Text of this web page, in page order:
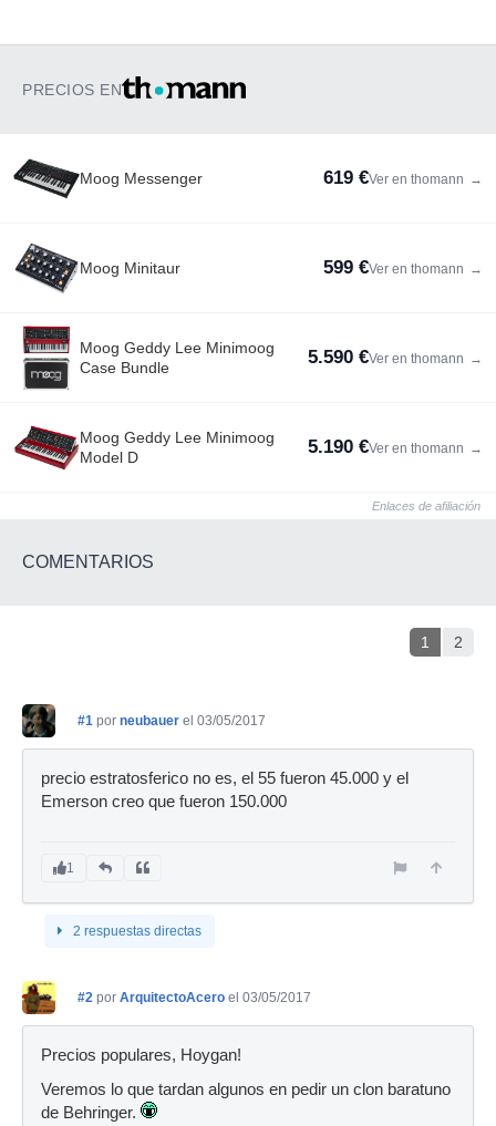
PRECIOS EN
Moog Messenger 619 €Ver en thomann →
Moog Minitaur 599 €Ver en thomann →
Moog Geddy Lee Minimoog
Case Bundle
5.590 €Ver en thomann →
Moog Geddy Lee Minimoog
Model D
5.190 €Ver en thomann →
Enlaces de afiliación
COMENTARIOS
1 2
#1 por neubauer el 03/05/2017
precio estratosferico no es, el 55 fueron 45.000 y el
Emerson creo que fueron 150.000
1
2 respuestas directas
#2 por ArquitectoAcero el 03/05/2017
Precios populares, Hoygan!
Veremos lo que tardan algunos en pedir un clon baratuno
de Behringer.